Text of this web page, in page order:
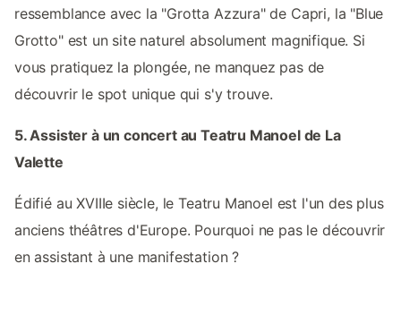
ressemblance avec la "Grotta Azzura" de Capri, la "Blue
Grotto" est un site naturel absolument magnifique. Si
vous pratiquez la plongée, ne manquez pas de
découvrir le spot unique qui s'y trouve.
5. Assister à un concert au Teatru Manoel de La
Valette
Édifié au XVIIIe siècle, le Teatru Manoel est l'un des plus
anciens théâtres d'Europe. Pourquoi ne pas le découvrir
en assistant à une manifestation ?